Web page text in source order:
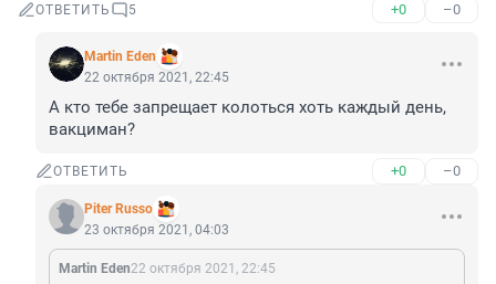
ОТВЕТИТЬ 5 +0 –0
Martin Eden
22 октября 2021, 22:45
А кто тебе запрещает колоться хоть каждый день,
вакциман?
ОТВЕТИТЬ +0 –0
Piter Russo
23 октября 2021, 04:03
Martin Eden22 октября 2021, 22:45